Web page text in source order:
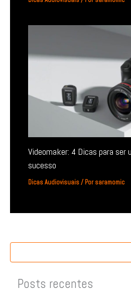
Videomaker: 4 Dicas para ser
sucesso
Dicas Audiovisuais/ Porsaramomic
Posts recentes